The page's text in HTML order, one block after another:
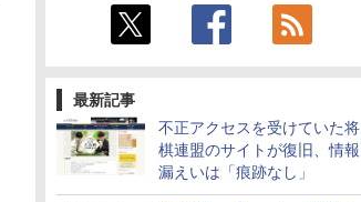
最新記事
不正アクセスを受けていた将
棋連盟のサイトが復旧、情報
漏えいは「痕跡なし」